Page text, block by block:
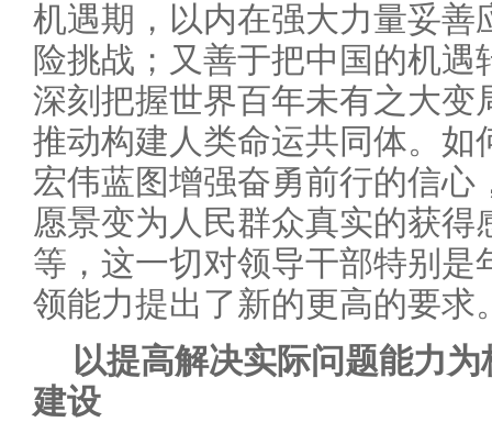
机遇期，以内在强大力量妥善
险挑战；又善于把中国的机
深刻把握世界百年未有之大变
推动构建人类命运共同体。如
宏伟蓝图增强奋勇前行的信心
愿景变为人民群众真实的获得
等，这一切对领导干部特别是
领能力提出了新的更高的要求
以提高解决实际问题能力
建设